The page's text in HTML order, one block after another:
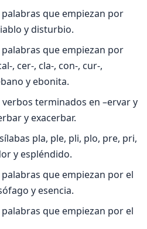
que empiezan por
y disturbio.
que empiezan por
, cer-, cla-, con-, cur-,
y ebonita.
verbos terminados en –ervar y
y exacerbar.
pla, ple, pli, plo, pre, pri,
y espléndido.
que empiezan por el
y esencia.
que empiezan por el